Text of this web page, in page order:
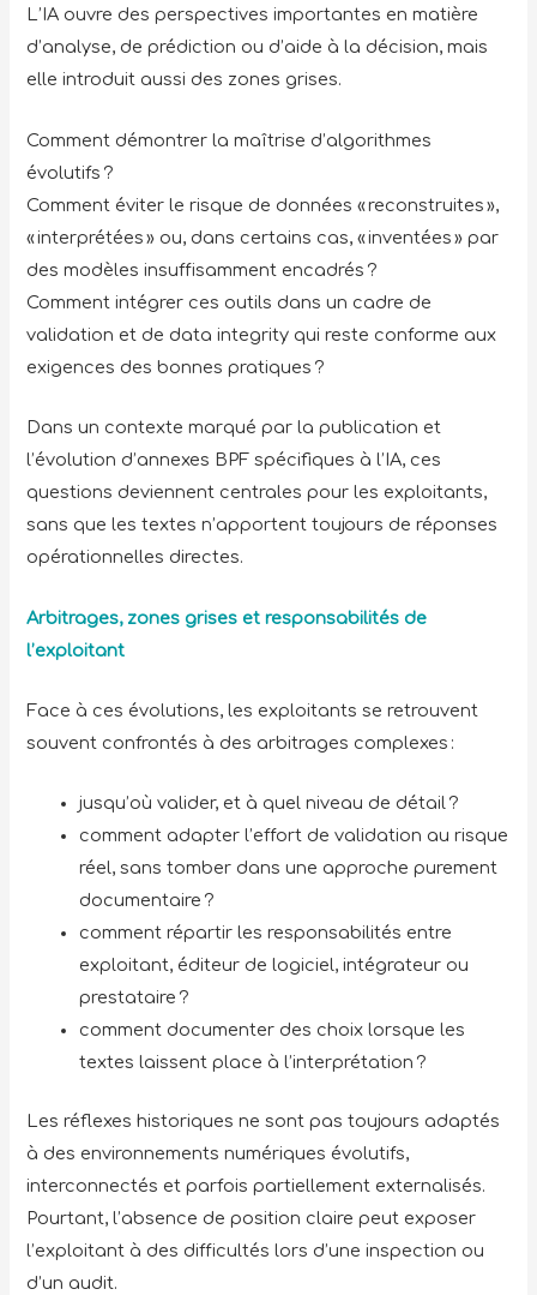
L’IA ouvre des perspectives importantes en matière
d’analyse, de prédiction ou d’aide à la décision, mais
elle introduit aussi des zones grises.
Comment démontrer la maîtrise d’algorithmes
évolutifs ?
Comment éviter le risque de données « reconstruites »,
« interprétées » ou, dans certains cas, « inventées » par
des modèles insuffisamment encadrés ?
Comment intégrer ces outils dans un cadre de
validation et de data integrity qui reste conforme aux
exigences des bonnes pratiques ?
Dans un contexte marqué par la publication et
l’évolution d’annexes BPF spécifiques à l’IA, ces
questions deviennent centrales pour les exploitants,
sans que les textes n’apportent toujours de réponses
opérationnelles directes.
Arbitrages, zones grises et responsabilités de
l’exploitant
Face à ces évolutions, les exploitants se retrouvent
souvent confrontés à des arbitrages complexes :
jusqu’où valider, et à quel niveau de détail ?
comment adapter l’effort de validation au risque
réel, sans tomber dans une approche purement
documentaire ?
comment répartir les responsabilités entre
exploitant, éditeur de logiciel, intégrateur ou
prestataire ?
comment documenter des choix lorsque les
textes laissent place à l’interprétation ?
Les réflexes historiques ne sont pas toujours adaptés
à des environnements numériques évolutifs,
interconnectés et parfois partiellement externalisés.
Pourtant, l’absence de position claire peut exposer
l’exploitant à des difficultés lors d’une inspection ou
d’un audit.